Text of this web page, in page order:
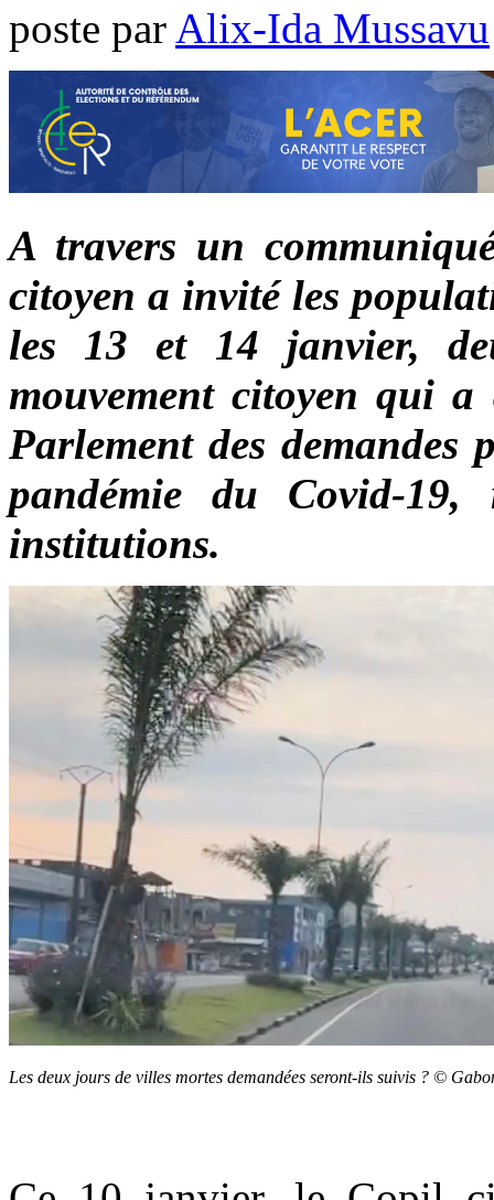
poste par Alix-Ida Mussavu
A travers un
citoyen a invité les
les 13 et 14 janvier,
mouvement citoyen qui a
Parlement des
pandémie du Covid-
institutions.
Les deux jours de villes mortes demandées seront-ils suivis ? ©